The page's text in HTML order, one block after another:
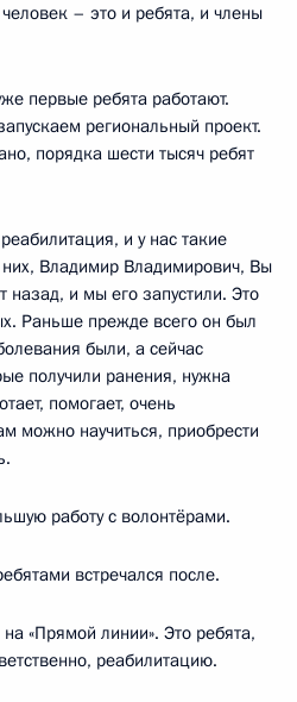
– это и ребята, и члены
первые ребята работают.
региональный проект.
порядка шести тысяч ребят
и у нас такие
Владимир Владимирович, Вы
назад, и мы его запустили. Это
Раньше прежде всего он был
были, а сейчас
получили ранения, нужна
помогает, очень
можно научиться, приобрести
работу с волонтёрами.
встречался после.
«Прямой линии». Это ребята,
реабилитацию.